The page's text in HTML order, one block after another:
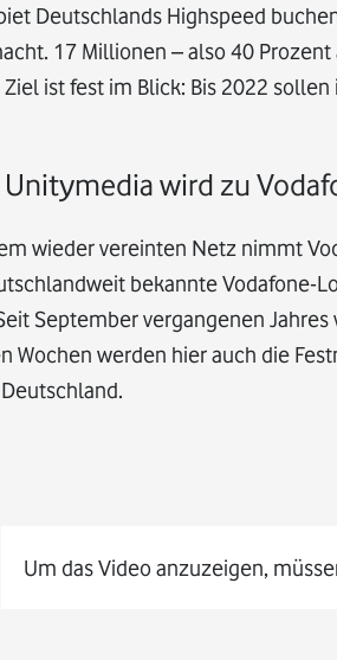
Deutschlands Highspeed
17 Millionen – also 40
Ziel ist fest im Blick: Bis 2022
Unitymedia wird zu
wieder vereinten Netz nimmt
bekannte Vodafone-
September vergangenen
Wochen werden hier auch die
Um das Video anzuzeigen,